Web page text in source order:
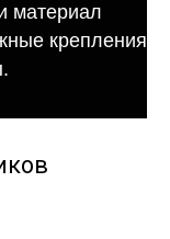
материал
крепления